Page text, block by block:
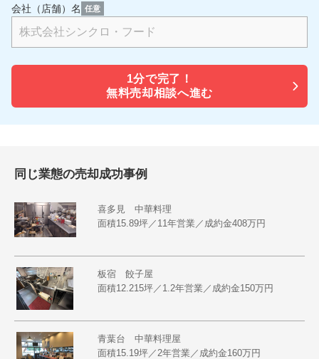
会社（店舗）名 任意
1分で完了！
無料売却相談へ進む
同じ業態の売却成功事例
喜多見 中華料理
面積15.89坪／11年営業／成約金408万円
板宿 餃子屋
面積12.215坪／1.2年営業／成約金150万円
青葉台 中華料理屋
面積15.19坪／2年営業／成約金160万円